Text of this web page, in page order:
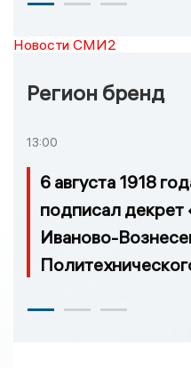
Новости СМИ2
Регион бренд
13:00
6 августа 1918
подписал
Иваново-